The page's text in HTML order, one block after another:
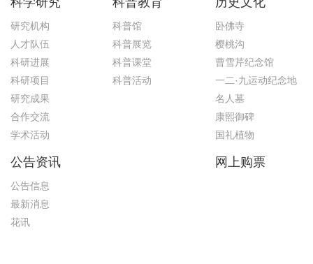
研究机构
人才队伍
科研进展
科研项目
研究成果
合作交流
学术活动
科普馆
科普展览
科普课堂
科普活动
卧佛寺
樱桃沟
曹雪芹纪念馆
一二·九运动纪念地
名人墓
康熙御碑
国礼植物
公告资讯
公告信息
最新消息
花讯
网上购票